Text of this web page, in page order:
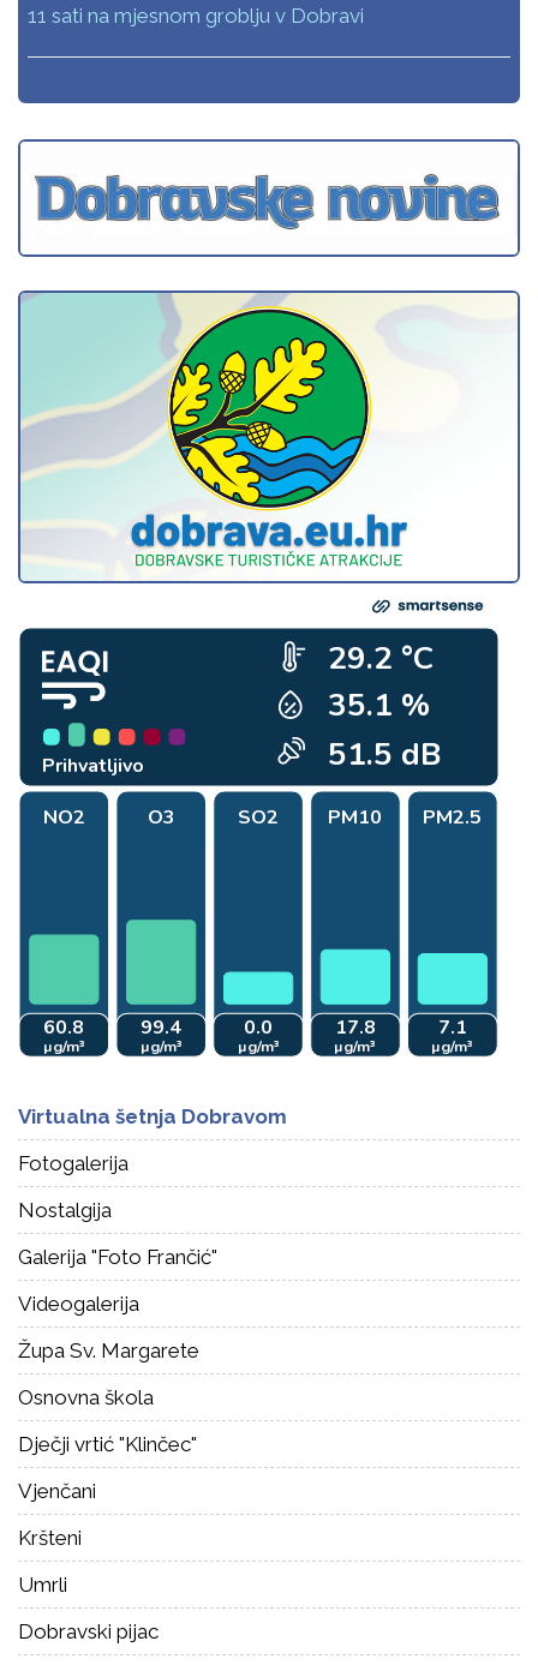
11 sati na mjesnom groblju v Dobravi
Virtualna šetnja Dobravom
Fotogalerija
Nostalgija
Galerija "Foto Frančić"
Videogalerija
Župa Sv. Margarete
Osnovna škola
Dječji vrtić "Klinčec"
Vjenčani
Kršteni
Umrli
Dobravski pijac